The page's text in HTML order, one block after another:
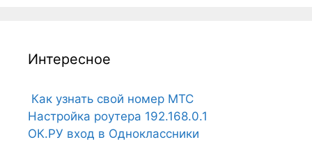
Интересное
Как узнать свой номер МТС
Настройка роутера 192.168.0.1
ОК.РУ вход в Одноклассники